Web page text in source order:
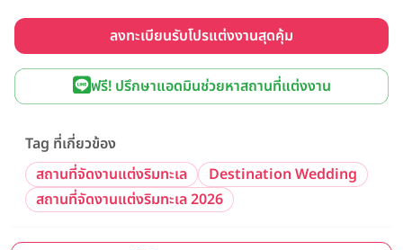
ลงทะเบียนรับโปรแต่งงานสุดคุ้ม
ฟรี! ปรึกษาแอดมินช่วยหาสถานที่แต่งงาน
Tag ที่เกี่ยวข้อง
สถานที่จัดงานแต่งริมทะเล
Destination Wedding
สถานที่จัดงานแต่งริมทะเล 2026